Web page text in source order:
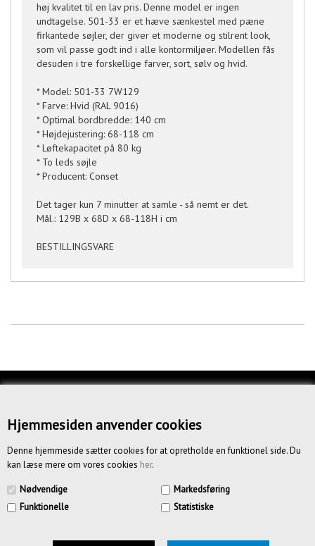
Hjemmesiden anvender cookies
Denne hjemmeside sætter cookies for at opretholde en funktionel side. Du
kan læse mere om vores cookies her.
Nødvendige
Markedsføring
Funktionelle
Statistiske
høj kvalitet til en lav pris. Denne model er ingen
undtagelse. 501-33 er et hæve sænkestel med pæne
firkantede søjler, der giver et moderne og stilrent look,
som vil passe godt ind i alle kontormiljøer. Modellen fås
desuden i tre forskellige farver, sort, sølv og hvid.
* Model: 501-33 7W129
* Farve: Hvid (RAL 9016)
* Optimal bordbredde: 140 cm
* Højdejustering: 68-118 cm
* Løftekapacitet på 80 kg
* To leds søjle
* Producent: Conset
Det tager kun 7 minutter at samle - så nemt er det.
Mål.: 129B x 68D x 68-118H i cm
BESTILLINGSVARE
OM OS
BETINGELSER
CREATIV.DK APS | Vandmestervej 20 | 2630 Tåstrup | CVR